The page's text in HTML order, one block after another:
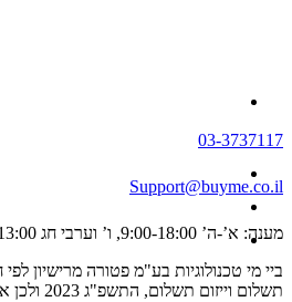
03-3737117
Support@buyme.co.il
מענה: א’-ה’ 9:00-18:00, ו’ וערבי חג 9:00-13:00
ביי מי טכנולוגיות בע"מ פטורה מרישיון
תשלום